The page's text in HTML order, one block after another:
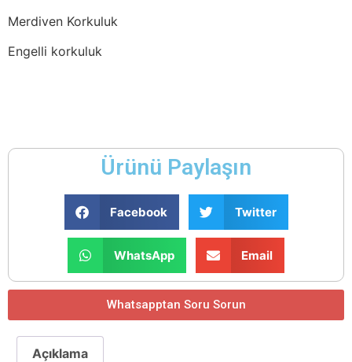
Merdiven Korkuluk
Engelli korkuluk
Ürünü Paylaşın
Facebook Twitter
WhatsApp Email
Whatsapptan Soru Sorun
Açıklama